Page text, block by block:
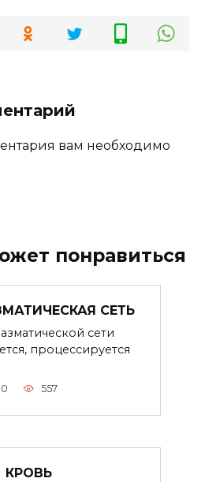
вам необходимо
понравиться
СЕТЬ
сети
процессируется
0 557
КРОВЬ